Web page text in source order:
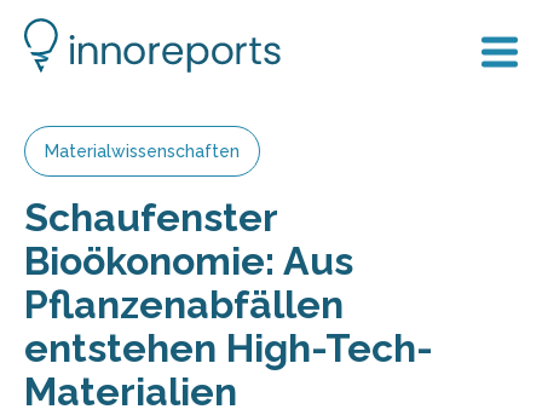
Materialwissenschaften
Schaufenster
Bioökonomie: Aus
Pflanzenabfällen
entstehen High-Tech-
Materialien